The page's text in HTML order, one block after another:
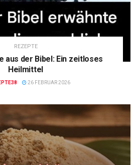
REZEPTE
aus der Bibel: Ein zeitloses
Heilmittel
26 FEBRUAR 2026